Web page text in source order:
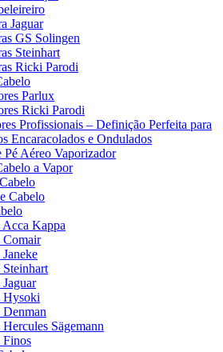
Jaguar
GS Solingen
Steinhart
Ricki Parodi
Parlux
Ricki Parodi
Profissionais – Definição Perfeita para
Encaracolados e Ondulados
Pé Aéreo Vaporizador
a Vapor
Cabelo
Acca Kappa
Comair
Janeke
Steinhart
Jaguar
Hysoki
Denman
Hercules Sägemann
Finos